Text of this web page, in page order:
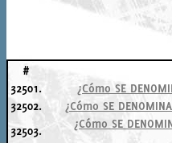
#
32501.
¿Cómo SE
32502.
¿Cómo SE
32503.
¿Cómo SE